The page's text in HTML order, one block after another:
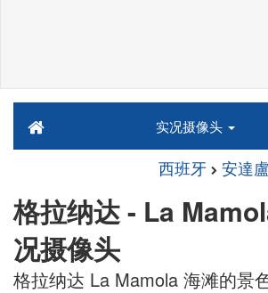
实况摄像头
西班牙 安達
格拉纳达 - La
况摄像头
格拉纳达 La Mamola 海滩的景